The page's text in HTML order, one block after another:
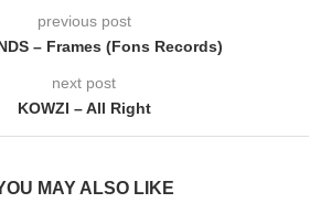
previous post
– Frames (Fons Records)
next post
KOWZI – All Right
MAY ALSO LIKE